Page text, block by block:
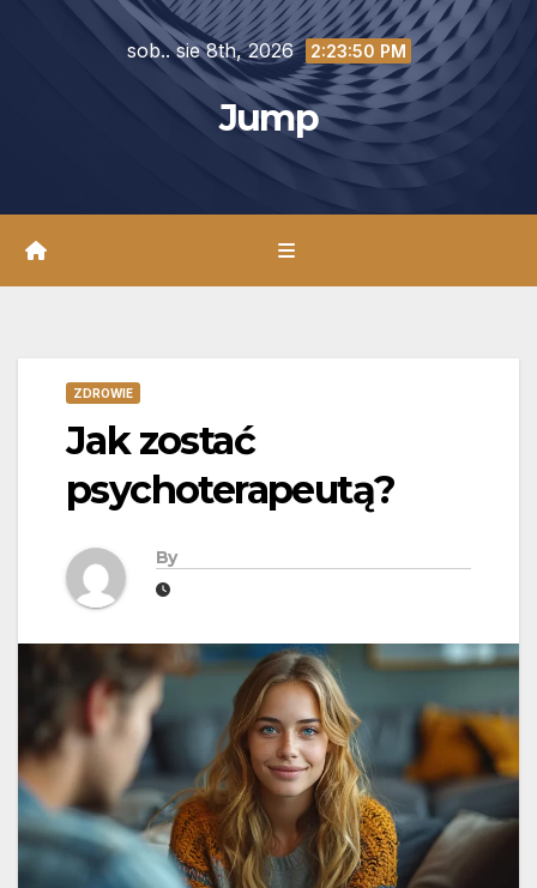
sob.. sie 8th, 2026 2:23:52 PM
Jump
ZDROWIE
Jak zostać
psychoterapeutą?
By